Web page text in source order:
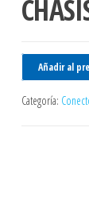
Añadir al
Categoría: